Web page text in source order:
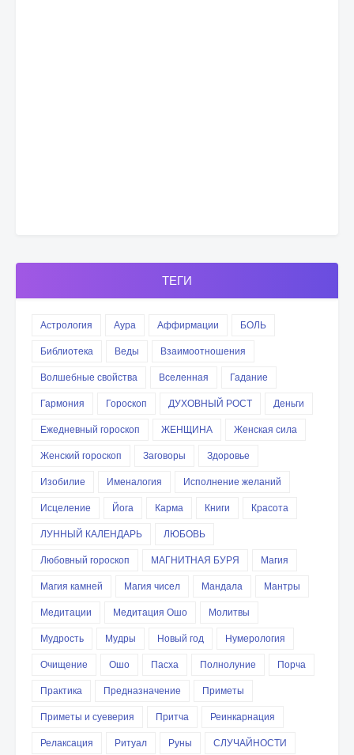
ТЕГИ
Астрология Аура Аффирмации
БОЛЬ
Библиотека
Веды
Взаимоотношения
Волшебные свойства
Вселенная
Гадание
Гармония
Гороскоп ДУХОВНЫЙ РОСТ
Деньги
Ежедневный гороскоп
ЖЕНЩИНА
Женская сила
Женский гороскоп
Заговоры
Здоровье
Изобилие
Именалогия
Исполнение желаний
Исцеление
Йога Карма Книги
Красота
ЛУННЫЙ КАЛЕНДАРЬ
ЛЮБОВЬ
Любовный гороскоп
МАГНИТНАЯ БУРЯ
Магия
Магия камней
Магия чисел Мандала
Мантры
Медитации
Медитация Ошо
Молитвы
Мудрость
Мудры Новый год
Нумерология
Очищение
Ошо Пасха Полнолуние
Порча
Практика
Предназначение
Приметы
Приметы и суеверия
Притча
Реинкарнация
Релаксация
Ритуал Руны
СЛУЧАЙНОСТИ